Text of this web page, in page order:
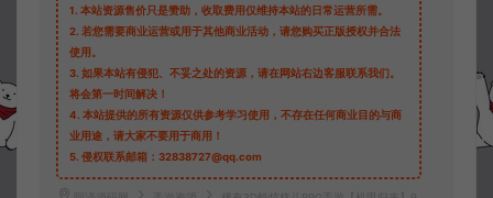
1. 本站资源售价只是赞助，收取费用仅维持本站的日常运营所需。
2. 若您需要商业运营或用于其他商业活动，请您购买正版授权并合法
使用。
3. 如果本站有侵犯、不妥之处的资源，请在网站右边客服联系我们。
将会第一时间解决！
4. 本站提供的所有资源仅供参考学习使用，不存在任何商业目的与商
业用途，请大家不要用于商用！
5. 侵权联系邮箱：32838727@qq.com